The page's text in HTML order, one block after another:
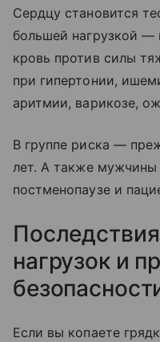
Сердцу становится
большей нагрузкой —
кровь против силы
при гипертонии,
аритмии, варикозе,
В группе риска —
лет. А также
постменопаузе и
нагрузок и
Если вы копаете